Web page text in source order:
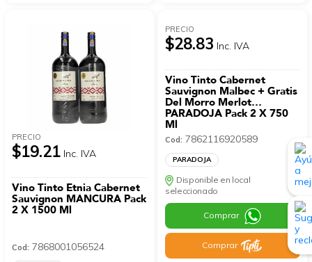
PRECIO
$19.21 Inc. IVA
Vino Tinto Etnia Cabernet
Sauvignon MANCURA Pack
2 X 1500 Ml
Cod: 7868001056524
PRECIO
$28.83 Inc. IVA
Vino Tinto Cabernet
Sauvignon Malbec + Gratis
Del Morro Merlot
PARADOJA Pack 2 X 750
Ml
Cod: 7862116920589
PARADOJA
Disponible en local
seleccionado
Comprar
Comprar